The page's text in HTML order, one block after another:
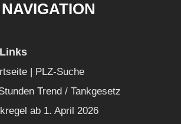
NAVIGATION
| PLZ-Suche
Trend / Tankgesetz
ab 1. April 2026